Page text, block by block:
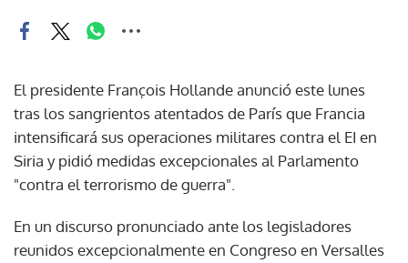
El presidente François Hollande anunció este lunes
tras los sangrientos atentados de París que Francia
intensificará sus operaciones militares contra el EI en
Siria y pidió medidas excepcionales al Parlamento
"contra el terrorismo de guerra".
En un discurso pronunciado ante los legisladores
reunidos excepcionalmente en Congreso en Versalles